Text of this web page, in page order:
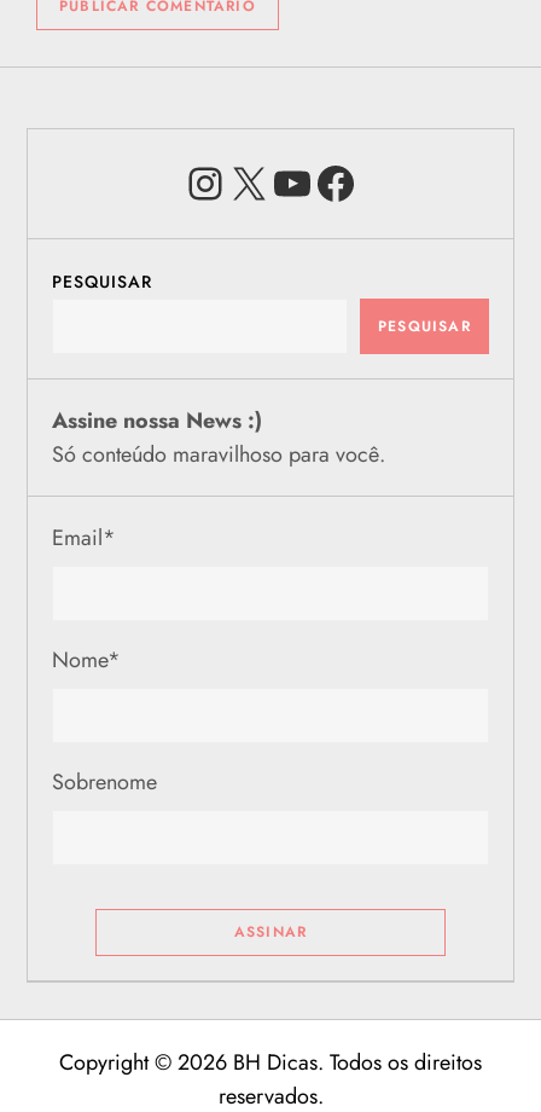
Instagram
X Youtube
PESQUISAR
PESQUISAR
Assine nossa News :)
Só conteúdo maravilhoso para você.
Email*
Nome*
Sobrenome
Copyright © 2026 BH Dicas. Todos os direitos
reservados.